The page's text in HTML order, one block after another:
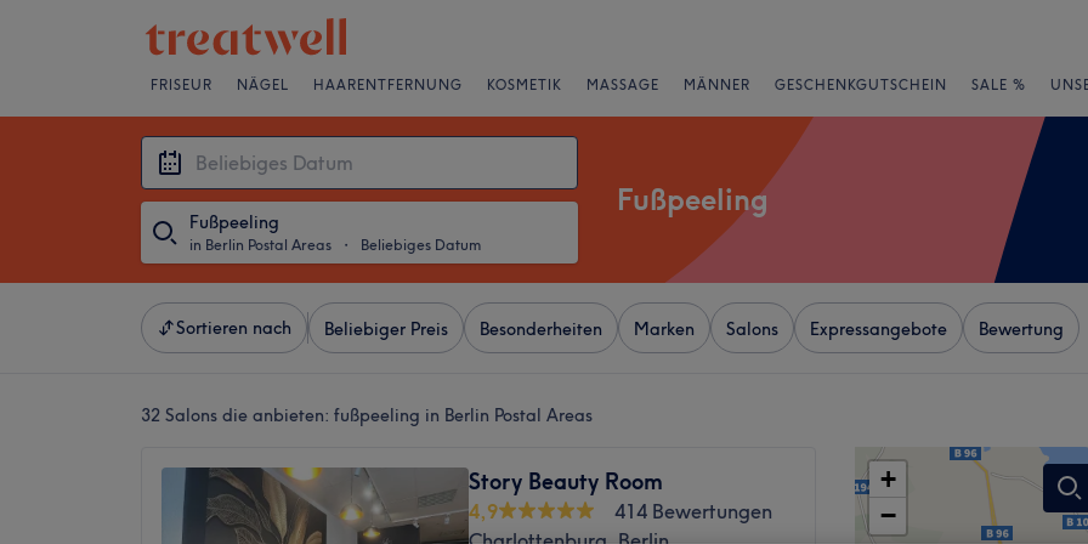
FRISEUR NÄGEL HAARENTFERNUNG KOSMETIK MASSAGE MÄNNER GESCHENKGUTSCHEIN SALE %
Fußpeeling
in Berlin Postal Areas ・ Beliebiges Datum
Fußpeeling
Sortieren nach Beliebiger Preis Besonderheiten Marken Salons Expressangebote Bewertung
32 Salons die anbieten: fußpeeling in Berlin Postal Areas
Story Beauty Room
4,9
414 Bewertungen
+
−